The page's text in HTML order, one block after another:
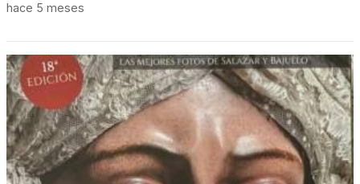
hace 5 meses